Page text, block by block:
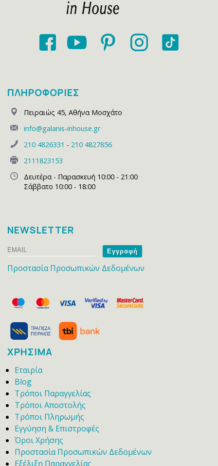
ΠΛΗΡΟΦΟΡΙΕΣ
Πειραιώς 45, Αθήνα Μοσχάτο
info@galanis-inhouse.gr
210 4826331 - 210 4827856
2111823153
Δευτέρα - Παρασκευή 10:00 - 21:00
Σάββατο 10:00 - 18:00
NEWSLETTER
Email
Name
Προστασία Προσωπικών Δεδομένων
ΧΡΗΣΙΜΑ
Εταιρία
Blog
Τρόποι Παραγγελίας
Τρόποι Αποστολής
Τρόποι Πληρωμής
Εγγύηση & Επιστροφές
Όροι Χρήσης
Προστασία Προσωπικών Δεδομένων
Εξέλιξη Παραγγελίας